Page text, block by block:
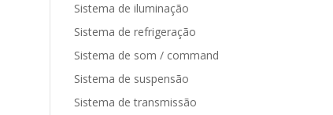
Sistema de iluminação
Sistema de refrigeração
Sistema de som / command
Sistema de suspensão
Sistema de transmissão